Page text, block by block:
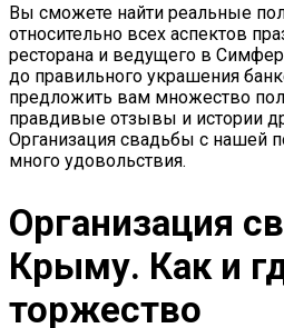
Вы сможете найти реальные
относительно всех аспектов
ресторана и ведущего в
до правильного украшения
предложить вам множество
правдивые отзывы и истории
Организация свадьбы с нашей
много удовольствия.
Организация
Крыму. Как и
торжество